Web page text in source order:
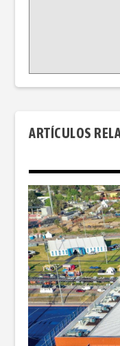
ARTÍCULOS